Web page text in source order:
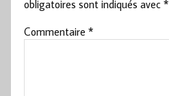
obligatoires sont indiqués avec*
Commentaire*